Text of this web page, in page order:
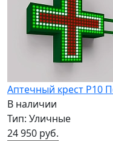
Аптечный крест P10
В наличии
Тип: Уличные
24 950 руб.